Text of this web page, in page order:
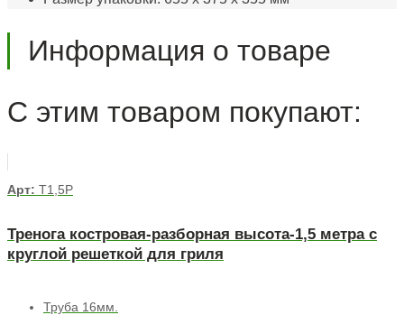
Информация о товаре
С этим товаром покупают:
Арт: Т1,5Р
Тренога костровая-разборная высота-1,5 метра с
круглой решеткой для гриля
Труба 16мм.